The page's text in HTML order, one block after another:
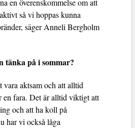
en överenskommelse om att
så vi hoppas kunna
säger Anneli Bergholm
tänka på i sommar?
vara aktsam och att alltid
en fara. Det är alltid viktigt att
och att ha koll på
har vi också låga